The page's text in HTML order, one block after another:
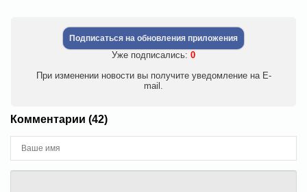
Подписаться на обновления приложения
Уже подписались: 0
При изменении новости вы получите уведомление на E-
mail.
Комментарии (42)